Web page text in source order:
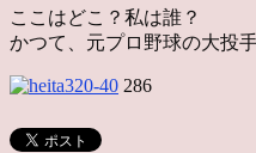
ここはどこ？私は誰？
かつて、元プロ野球の大投
286